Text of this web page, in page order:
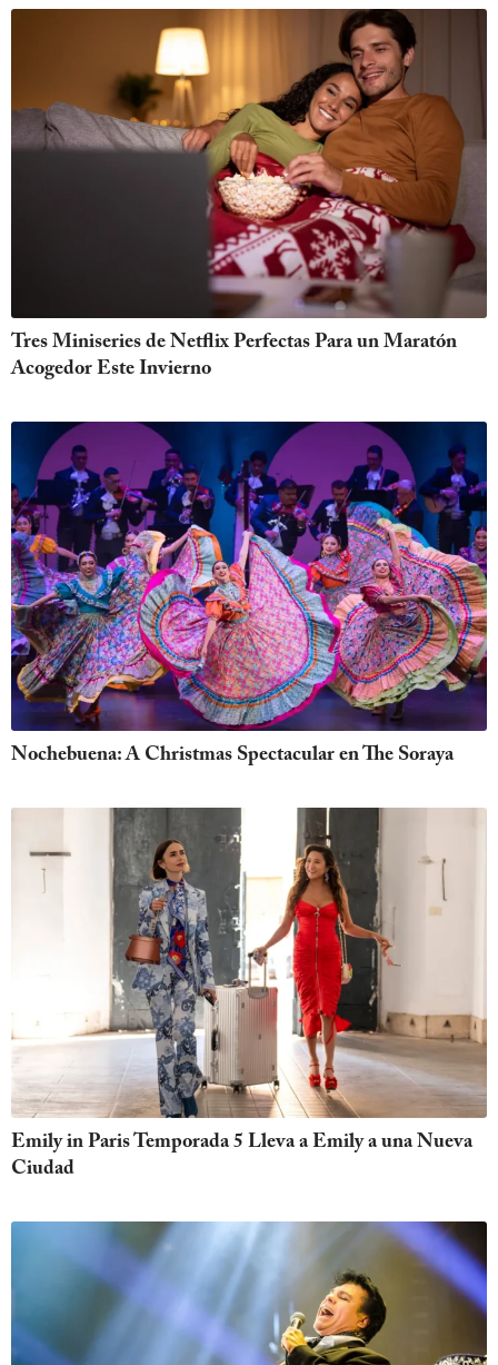
Tres Miniseries de Netflix Perfectas Para un Maratón
Acogedor Este Invierno
Nochebuena: A Christmas Spectacular en The Soraya
Emily in Paris Temporada 5 Lleva a Emily a una Nueva
Ciudad